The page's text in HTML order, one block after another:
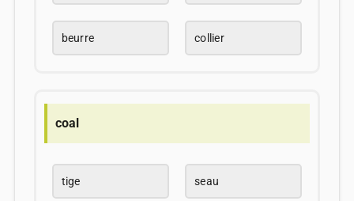
beurre collier
coal
tige seau